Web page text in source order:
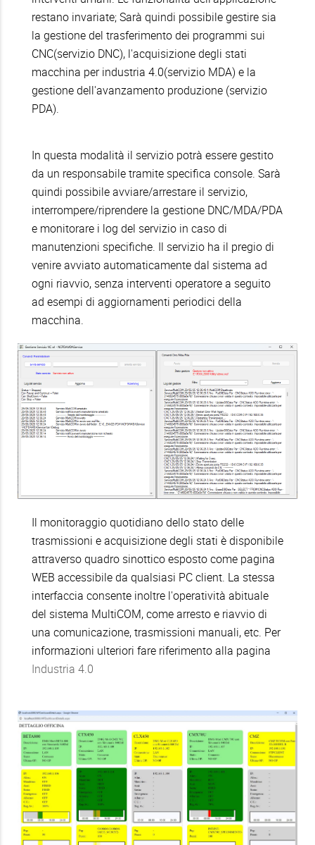
restano invariate; Sarà quindi possibile gestire sia
la gestione del trasferimento dei programmi sui
CNC(servizio DNC), l'acquisizione degli stati
macchina per industria 4.0(servizio MDA) e la
gestione dell'avanzamento produzione (servizio
PDA).
In questa modalità il servizio potrà essere gestito
da un responsabile tramite specifica console. Sarà
quindi possibile avviare/arrestare il servizio,
interrompere/riprendere la gestione DNC/MDA/PDA
e monitorare i log del servizio in caso di
manutenzioni specifiche. Il servizio ha il pregio di
venire avviato automaticamente dal sistema ad
ogni riavvio, senza interventi operatore a seguito
ad esempi di aggiornamenti periodici della
macchina.
Il monitoraggio quotidiano dello stato delle
trasmissioni e acquisizione degli stati è disponibile
attraverso quadro sinottico esposto come pagina
WEB accessibile da qualsiasi PC client. La stessa
interfaccia consente inoltre l'operatività abituale
del sistema MultiCOM, come arresto e riavvio di
una comunicazione, trasmissioni manuali, etc. Per
informazioni ulteriori fare riferimento alla pagina
Industria 4.0